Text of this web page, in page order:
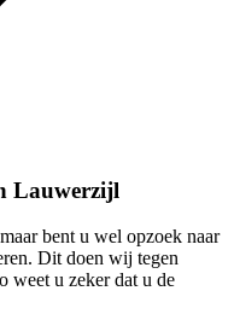
Lauwerzijl
bent u wel opzoek naar
Dit doen wij tegen
weet u zeker dat u de